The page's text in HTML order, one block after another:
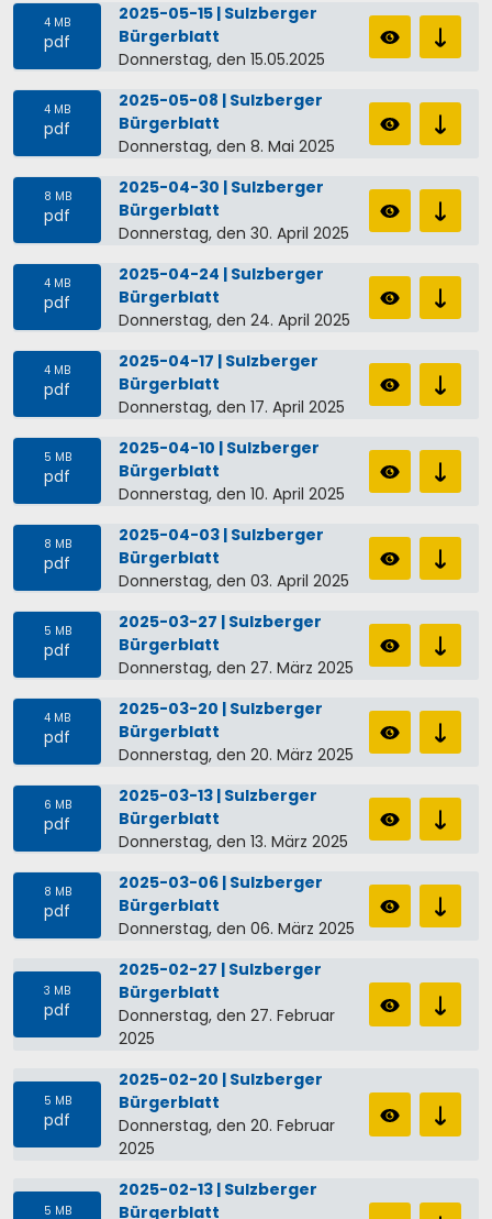
4 MB
pdf
2025-05-15 | Sulzberger
Bürgerblatt
Donnerstag, den 15.05.2025
4 MB
pdf
2025-05-08 | Sulzberger
Bürgerblatt
Donnerstag, den 8. Mai 2025
8 MB
pdf
2025-04-30 | Sulzberger
Bürgerblatt
Donnerstag, den 30. April 2025
4 MB
pdf
2025-04-24 | Sulzberger
Bürgerblatt
Donnerstag, den 24. April 2025
4 MB
pdf
2025-04-17 | Sulzberger
Bürgerblatt
Donnerstag, den 17. April 2025
5 MB
pdf
2025-04-10 | Sulzberger
Bürgerblatt
Donnerstag, den 10. April 2025
8 MB
pdf
2025-04-03 | Sulzberger
Bürgerblatt
Donnerstag, den 03. April 2025
5 MB
pdf
2025-03-27 | Sulzberger
Bürgerblatt
Donnerstag, den 27. März 2025
4 MB
pdf
2025-03-20 | Sulzberger
Bürgerblatt
Donnerstag, den 20. März 2025
6 MB
pdf
2025-03-13 | Sulzberger
Bürgerblatt
Donnerstag, den 13. März 2025
8 MB
pdf
2025-03-06 | Sulzberger
Bürgerblatt
Donnerstag, den 06. März 2025
3 MB
pdf
2025-02-27 | Sulzberger
Bürgerblatt
Donnerstag, den 27. Februar
2025
5 MB
pdf
2025-02-20 | Sulzberger
Bürgerblatt
Donnerstag, den 20. Februar
2025
5 MB
2025-02-13 | Sulzberger
Bürgerblatt